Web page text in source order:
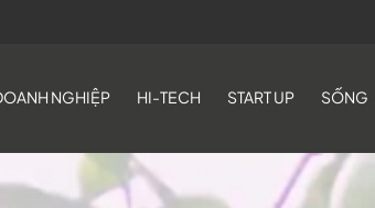
NGHIỆP HI-TECH START UP SỐNG